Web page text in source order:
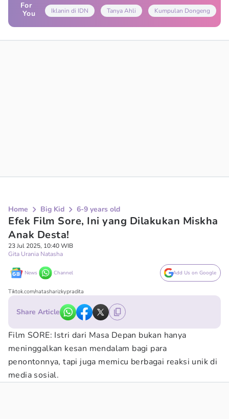
For
You
Iklanin di IDN Tanya Ahli Kumpulan Dongeng
Home Big Kid 6-9 years old
Efek Film Sore, Ini yang Dilakukan Miskha
Anak Desta!
23 Jul 2025, 10:40 WIB
Gita Urania Natasha
News Channel Add Us on Google
Tiktok.com/natasharizkypradita
Share Article
Film SORE: Istri dari Masa Depan bukan hanya
meninggalkan kesan mendalam bagi para
penontonnya, tapi juga memicu berbagai reaksi unik di
media sosial.